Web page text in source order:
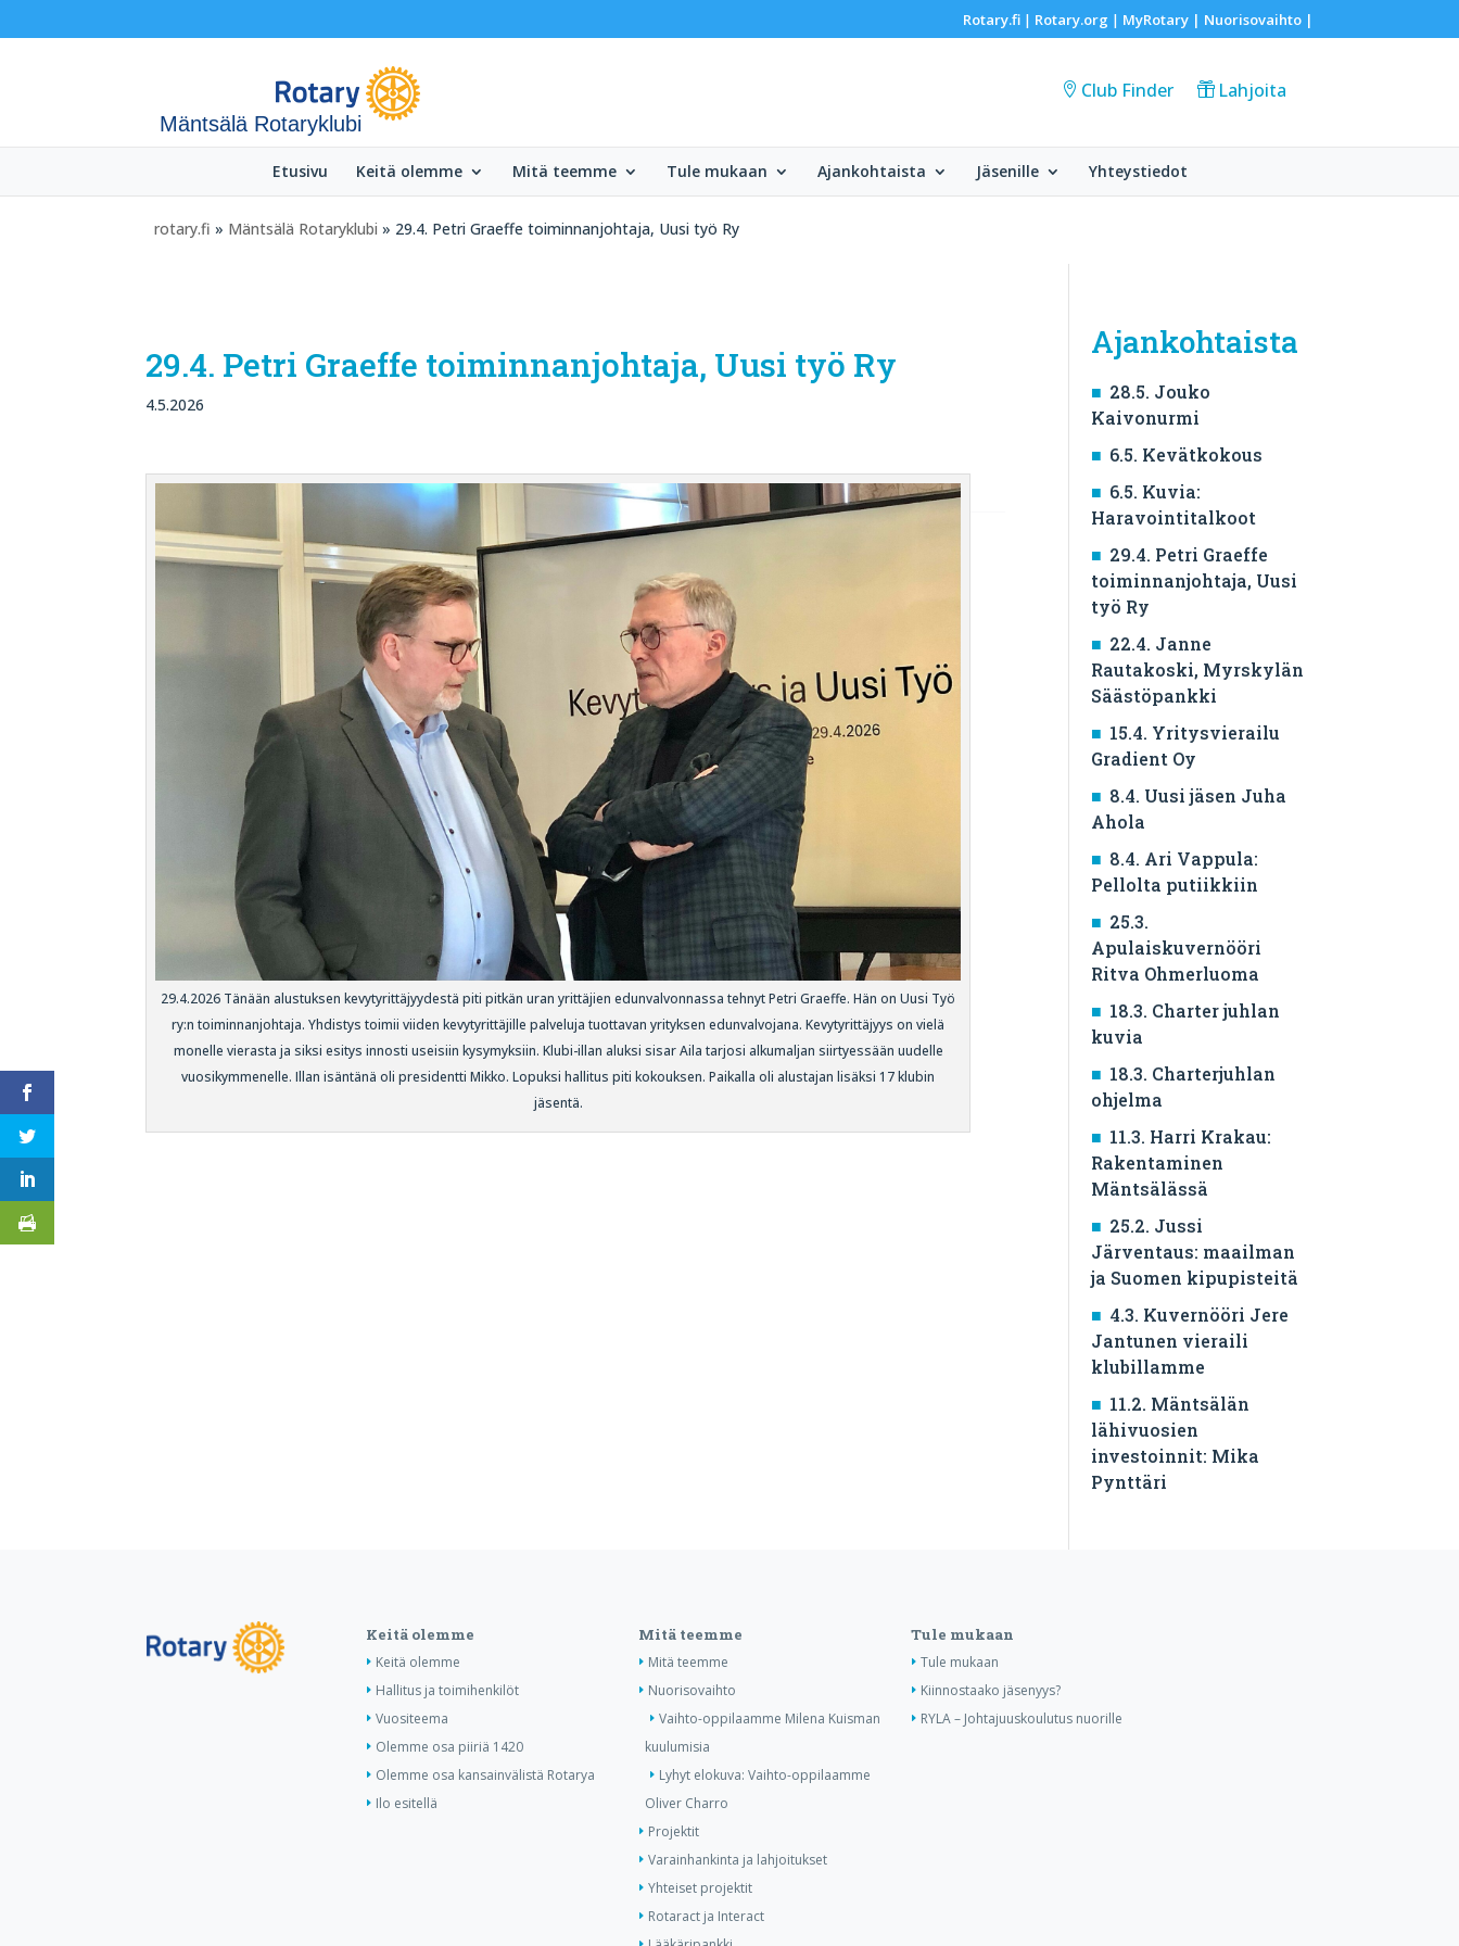
Rotary.fi| Rotary.org | MyRotary | Nuorisovaihto|
Mäntsälä Rotaryklubi
Club Finder Lahjoita
Etusivu Keitä olemme Mitä teemme Tule mukaan Ajankohtaista Jäsenille Yhteystiedot
rotary.fi » Mäntsälä Rotaryklubi » 29.4. Petri Graeffe toiminnanjohtaja, Uusi työ Ry
29.4. Petri Graeffe toiminnanjohtaja, Uusi työ Ry
4.5.2026
29.4.2026 Tänään alustuksen kevytyrittäjyydestä piti pitkän uran yrittäjien edunvalvonnassa tehnyt Petri Graeffe. Hän on Uusi Työ
ry:n toiminnanjohtaja. Yhdistys toimii viiden kevytyrittäjille palveluja tuottavan yrityksen edunvalvojana. Kevytyrittäjyys on vielä
monelle vierasta ja siksi esitys innosti useisiin kysymyksiin. Klubi-illan aluksi sisar Aila tarjosi alkumaljan siirtyessään uudelle
vuosikymmenelle. Illan isäntänä oli presidentti Mikko. Lopuksi hallitus piti kokouksen. Paikalla oli alustajan lisäksi 17 klubin
jäsentä.
Ajankohtaista
28.5. Jouko
Kaivonurmi
6.5. Kevätkokous
6.5. Kuvia:
Haravointitalkoot
29.4. Petri Graeffe
toiminnanjohtaja, Uusi
työ Ry
22.4. Janne
Rautakoski, Myrskylän
Säästöpankki
15.4. Yritysvierailu
Gradient Oy
8.4. Uusi jäsen Juha
Ahola
8.4. Ari Vappula:
Pellolta putiikkiin
25.3.
Apulaiskuvernööri
Ritva Ohmerluoma
18.3. Charter juhlan
kuvia
18.3. Charterjuhlan
ohjelma
11.3. Harri Krakau:
Rakentaminen
Mäntsälässä
25.2. Jussi
Järventaus: maailman
ja Suomen kipupisteitä
4.3. Kuvernööri Jere
Jantunen vieraili
klubillamme
11.2. Mäntsälän
lähivuosien
investoinnit: Mika
Pynttäri
Keitä olemme
Keitä olemme
Hallitus ja toimihenkilöt
Vuositeema
Olemme osa piiriä 1420
Olemme osa kansainvälistä Rotarya
Ilo esitellä
Mitä teemme
Mitä teemme
Nuorisovaihto
Vaihto-oppilaamme Milena Kuisman
kuulumisia
Lyhyt elokuva: Vaihto-oppilaamme
Oliver Charro
Projektit
Varainhankinta ja lahjoitukset
Yhteiset projektit
Rotaract ja Interact
Tule mukaan
Tule mukaan
Kiinnostaako jäsenyys?
RYLA – Johtajuuskoulutus nuorille